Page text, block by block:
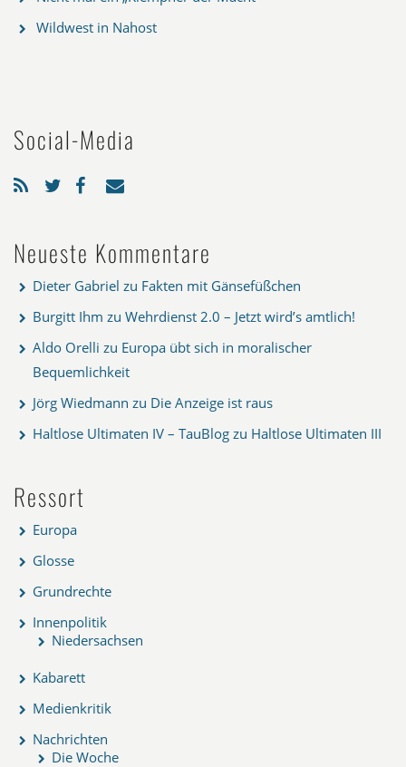
Wildwest in Nahost
Social-Media
Neueste Kommentare
Dieter Gabriel zu Fakten mit Gänsefüßchen
Burgitt Ihm zu Wehrdienst 2.0 – Jetzt wird’s amtlich!
Aldo Orelli zu Europa übt sich in moralischer
Bequemlichkeit
Jörg Wiedmann zu Die Anzeige ist raus
Haltlose Ultimaten IV – TauBlog zu Haltlose Ultimaten III
Ressort
Europa
Glosse
Grundrechte
Innenpolitik
Niedersachsen
Kabarett
Medienkritik
Nachrichten
Die Woche